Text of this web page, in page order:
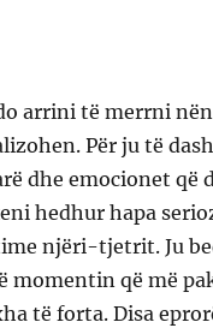
arrini të merrni
Për ju të
dhe emocionet
hedhur hapa
njëri-tjetrit. Ju
momentin që më
të forta. Disa